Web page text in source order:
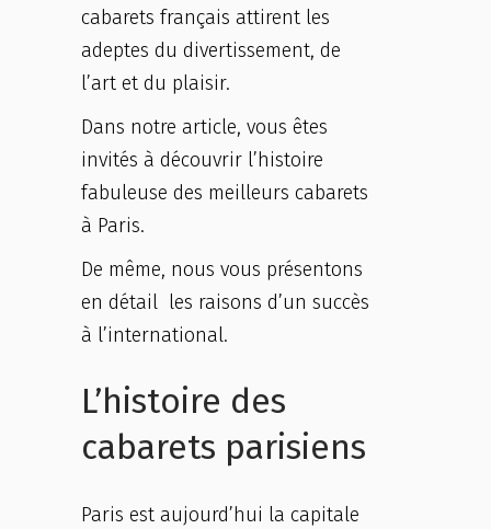
cabarets français attirent les
adeptes du divertissement, de
l’art et du plaisir.
Dans notre article, vous êtes
invités à découvrir l’histoire
fabuleuse des meilleurs cabarets
à Paris.
De même, nous vous présentons
en détail les raisons d’un succès
à l’international.
L’histoire des
cabarets parisiens
Paris est aujourd’hui la capitale